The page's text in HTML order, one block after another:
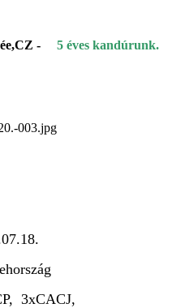
- 5 éves kandúrunk.
3xCACJ,